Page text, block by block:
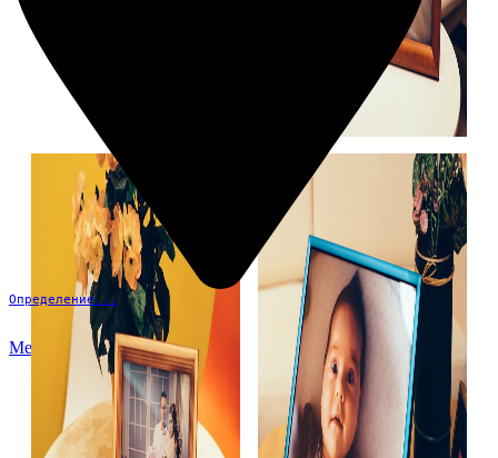
Определение...
Меню